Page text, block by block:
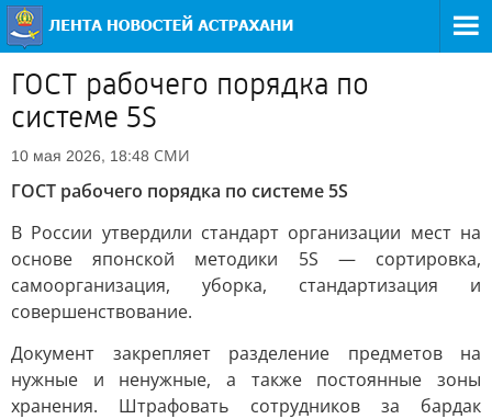
ГОСТ рабочего порядка по
системе 5S
10 мая 2026, 18:48 СМИ
ГОСТ рабочего порядка по системе 5S
В России утвердили стандарт организации мест на
основе японской методики 5S — сортировка,
самоорганизация, уборка, стандартизация и
совершенствование.
Документ закрепляет разделение предметов на
нужные и ненужные, а также постоянные зоны
хранения. Штрафовать сотрудников за бардак